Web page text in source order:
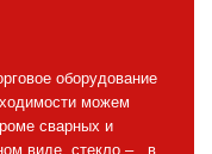
оборудование
можем
сварных и
виде, стекло – в